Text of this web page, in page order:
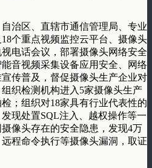
治区、直辖市通信管理局、专业
个重点视频监控云平台、摄像头
电话会议，部署摄像头网络安全
音视频采集设备应用安全、网络
传普及，督促摄像头生产企业对
织检测机构进入5家摄像头生产
；组织对18家具有行业代表性的
现处置SQL注入、越权操作等一
像头存在的安全隐患，发现4万
程命令执行等摄像头漏洞，取证